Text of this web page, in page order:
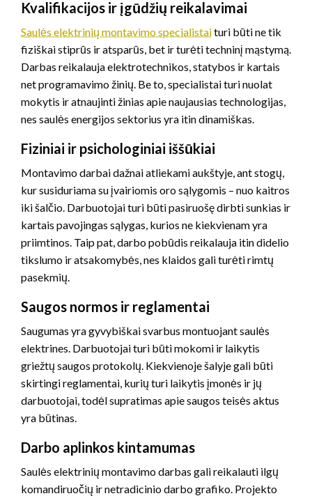
Kvalifikacijos ir įgūdžių reikalavimai
Saulės elektrinių montavimo specialistaituri būti ne tik
fiziškai stiprūs ir atsparūs, bet ir turėti techninį mąstymą.
Darbas reikalauja elektrotechnikos, statybos ir kartais
net programavimo žinių. Be to, specialistai turi nuolat
mokytis ir atnaujinti žinias apie naujausias technologijas,
nes saulės energijos sektorius yra itin dinamiškas.
Fiziniai ir psichologiniai iššūkiai
Montavimo darbai dažnai atliekami aukštyje, ant stogų,
kur susiduriama su įvairiomis oro sąlygomis – nuo kaitros
iki šalčio. Darbuotojai turi būti pasiruošę dirbti sunkias ir
kartais pavojingas sąlygas, kurios ne kiekvienam yra
priimtinos. Taip pat, darbo pobūdis reikalauja itin didelio
tikslumo ir atsakomybės, nes klaidos gali turėti rimtų
pasekmių.
Saugos normos ir reglamentai
Saugumas yra gyvybiškai svarbus montuojant saulės
elektrines. Darbuotojai turi būti mokomi ir laikytis
griežtų saugos protokolų. Kiekvienoje šalyje gali būti
skirtingi reglamentai, kurių turi laikytis įmonės ir jų
darbuotojai, todėl supratimas apie saugos teisės aktus
yra būtinas.
Darbo aplinkos kintamumas
Saulės elektrinių montavimo darbas gali reikalauti ilgų
komandiruočių ir netradicinio darbo grafiko. Projekto